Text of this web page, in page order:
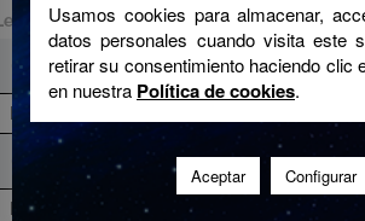
Española y Literatura II
HISTORIA...
PRIMERA LENGUA EXTRANJERA...
Usamos cookies para almacenar,
datos personales cuando visita este
retirar su consentimiento haciendo clic
en nuestra Política de cookies.
Aceptar Configurar